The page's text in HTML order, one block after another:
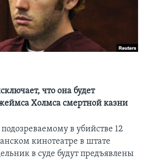
что она будет
Холмса смертной казни
в убийстве 12
кинотеатре в штате
в суде будут предъявлены